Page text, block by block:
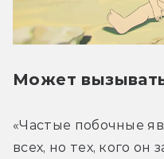
Может
«Частые побочные
всех, но тех, кого он